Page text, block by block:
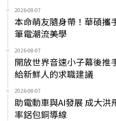
2026-08-07
本命萌友隨身帶！華碩攜
筆電潮流美學
2026-08-07
開放世界音速小子幕後推
給新鮮人的求職建議
2026-08-07
助電動車與AI發展 成大
率鋁包銅導線